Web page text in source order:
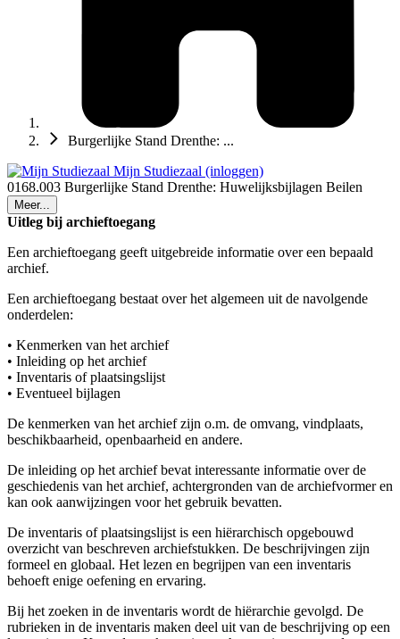
Burgerlijke Stand Drenthe: ...
Mijn Studiezaal (inloggen)
0168.003 Burgerlijke Stand Drenthe: Huwelijksbijlagen Beilen
Meer...
Uitleg bij archieftoegang
Een archieftoegang geeft uitgebreide informatie over een bepaald
archief.
Een archieftoegang bestaat over het algemeen uit de navolgende
onderdelen:
• Kenmerken van het archief
• Inleiding op het archief
• Inventaris of plaatsingslijst
• Eventueel bijlagen
De kenmerken van het archief zijn o.m. de omvang, vindplaats,
beschikbaarheid, openbaarheid en andere.
De inleiding op het archief bevat interessante informatie over de
geschiedenis van het archief, achtergronden van de archiefvormer en
kan ook aanwijzingen voor het gebruik bevatten.
De inventaris of plaatsingslijst is een hiërarchisch opgebouwd
overzicht van beschreven archiefstukken. De beschrijvingen zijn
formeel en globaal. Het lezen en begrijpen van een inventaris
behoeft enige oefening en ervaring.
Bij het zoeken in de inventaris wordt de hiërarchie gevolgd. De
rubrieken in de inventaris maken deel uit van de beschrijving op een